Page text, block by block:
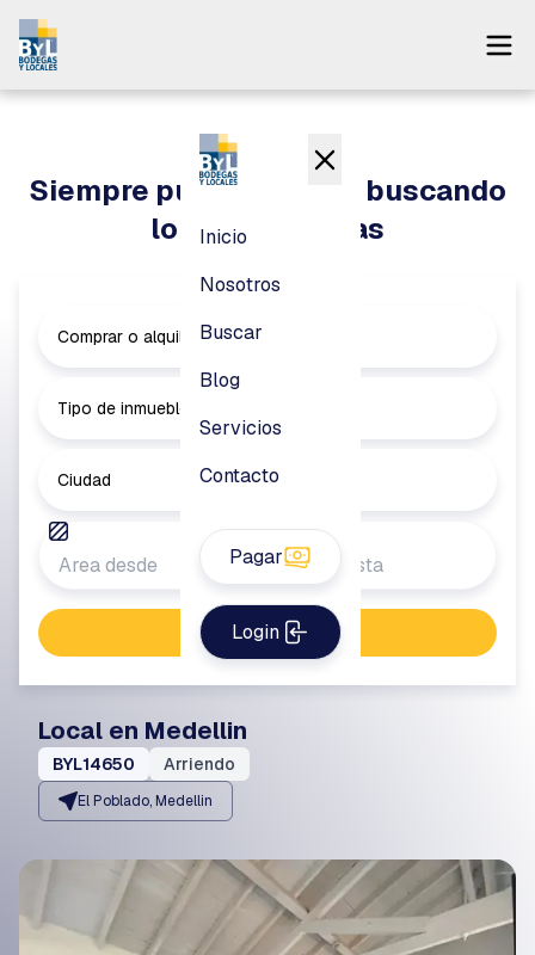
Nosotros
Pagar
Inicio
Nosotros
Buscar
Blog
Servicios
Contacto
Pagar
Login
Siempre puedes seguir buscando
lo que necesitas
Comprar o alquilar
Tipo de inmueble
Ciudad
Buscar propiedad
Local en Medellin
BYL14650 Arriendo
El Poblado, Medellin